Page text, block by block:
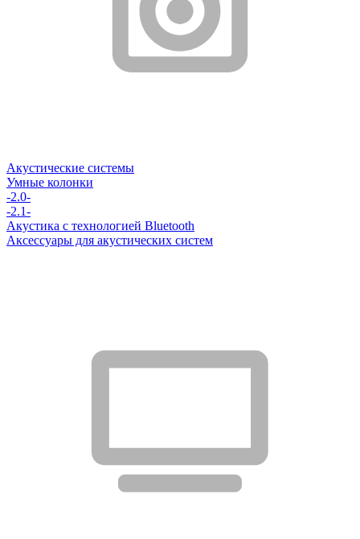
Акустические системы
Умные колонки
-2.0-
-2.1-
Акустика с технологией Bluetooth
Аксессуары для акустических систем